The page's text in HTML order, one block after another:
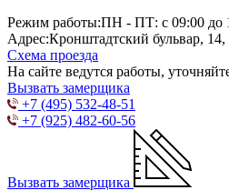
Режим работы:ПН - ПТ: с 09:00 до
Адрес:Кронштадтский бульвар,
Схема проезда
На сайте ведутся работы,
Вызвать замерщика
+7 (495) 532-48-51
+7 (925) 482-60-56
Вызвать замерщика